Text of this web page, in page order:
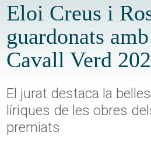
Eloi Creus i
guardonats
Cavall Verd
El jurat destaca la
líriques de les obres
premiats